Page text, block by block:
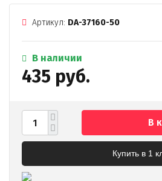
Артикул: DA-37160-50
В наличии
435 руб.
В
Купить в 1